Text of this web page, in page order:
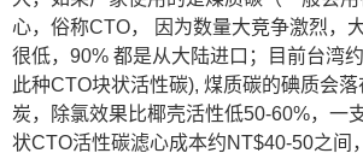
心，俗称CTO， 因为数量大竞争激烈，
很低，90% 都是从大陆进口；目前台湾
此种CTO块状活性碳), 煤质碳的碘质会
炭，除氯效果比椰壳活性低50-60%，一
状CTO活性碳滤心成本约NT$40-50之间